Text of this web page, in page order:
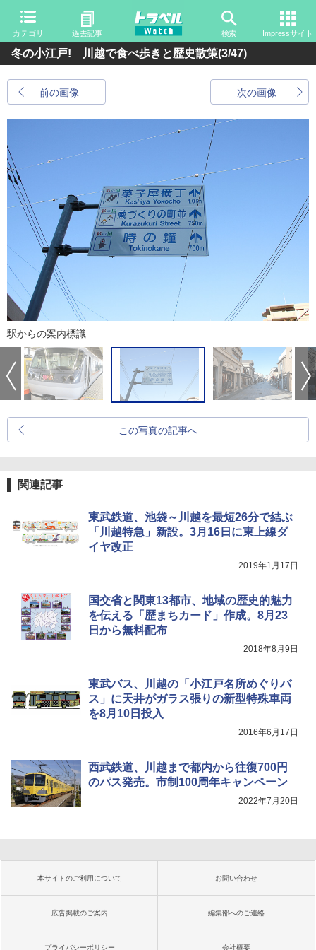
カテゴリ 過去記事 検索 Impressサイト
冬の小江戸! 川越で食べ歩きと歴史散策(3/47)
前の画像 次の画像
駅からの案内標識
この写真の記事へ
関連記事
東武鉄道、池袋～川越を最短26分で結ぶ
「川越特急」新設。3月16日に東上線ダ
イヤ改正
2019年1月17日
国交省と関東13都市、地域の歴史的魅力
を伝える「歴まちカード」作成。8月23
日から無料配布
2018年8月9日
東武バス、川越の「小江戸名所めぐりバ
ス」に天井がガラス張りの新型特殊車両
を8月10日投入
2016年6月17日
西武鉄道、川越まで都内から往復700円
のパス発売。市制100周年キャンペーン
2022年7月20日
本サイトのご利用について お問い合わせ
広告掲載のご案内 編集部へのご連絡
プライバシーポリシー 会社概要